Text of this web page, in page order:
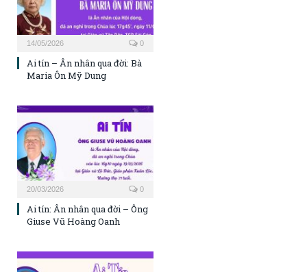
14/05/2026 0
Ai tín – Ân nhân qua đời: Bà
Maria Ôn Mỹ Dung
20/03/2026 0
Ai tín: Ân nhân qua đời – Ông
Giuse Vũ Hoàng Oanh